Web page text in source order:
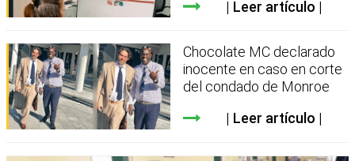
Leer artículo
Chocolate MC declarado
inocente en caso en corte
del condado de Monroe
Leer artículo